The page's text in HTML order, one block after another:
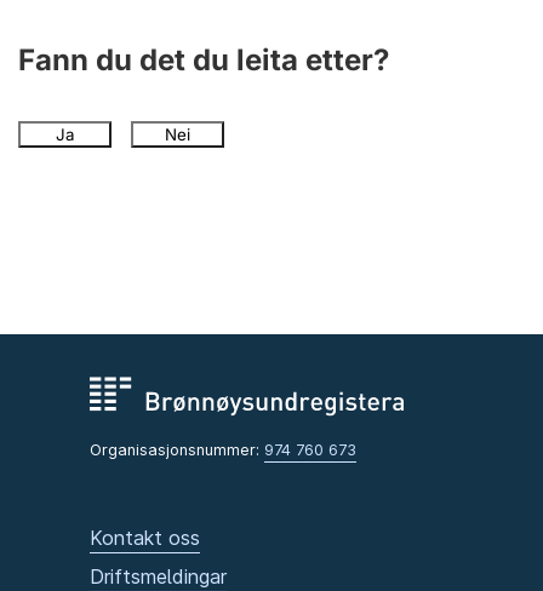
Fann du det du leita etter?
Ja Nei
Organisasjonsnummer: 974 760 673
Kontakt oss
Driftsmeldingar